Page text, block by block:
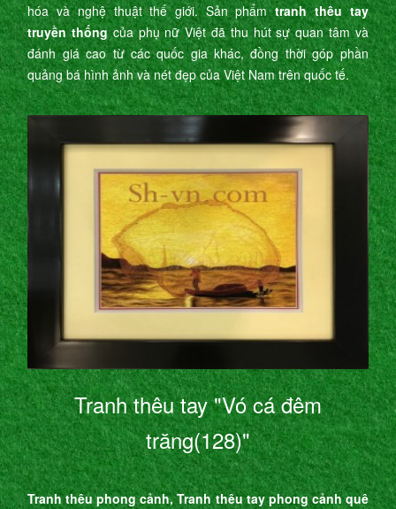
hóa và nghệ thuật thế giới. Sản phẩmtranh thêu tay
truyền thốngcủa phụ nữ Việt đã thu hút sự quan tâm và
đánh giá cao từ các quốc gia khác, đồng thời góp phần
quảng bá hình ảnh và nét đẹp của Việt Nam trên quốc tế.
Tranh thêu tay "Vó cá đêm
trăng(128)"
Tranh thêu phong cảnh, Tranh thêu tay phong cảnh quê